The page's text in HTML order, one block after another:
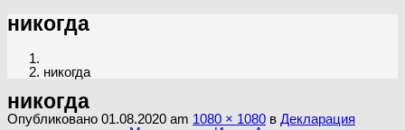
никогда
никогда
никогда
Опубликовано 01.08.2020 am 1080 × 1080 в Декларация